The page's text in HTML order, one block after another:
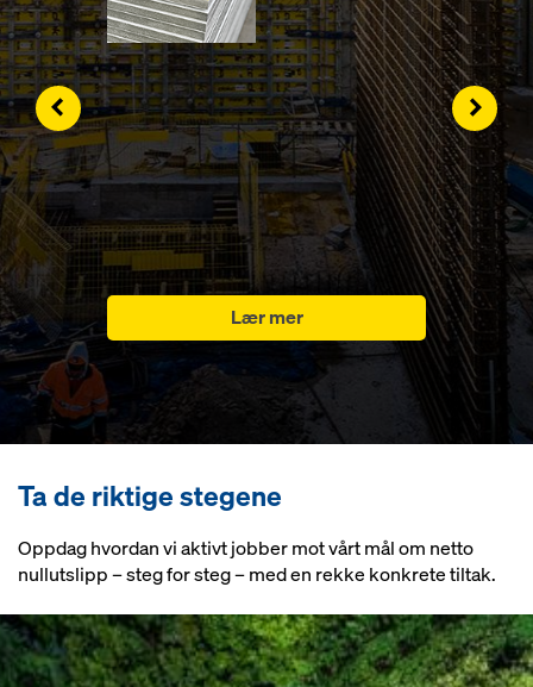
Lær mer
Left Right
Ta de riktige stegene
Oppdag hvordan vi aktivt jobber mot vårt mål om netto
nullutslipp – steg for steg – med en rekke konkrete tiltak.